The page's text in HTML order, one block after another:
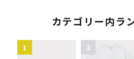
ューズ ブラック
カテゴリー内ラ